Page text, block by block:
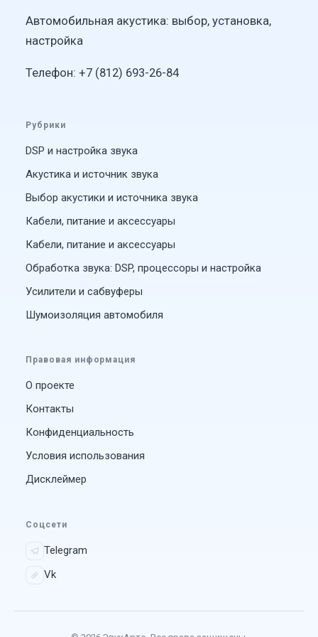
Автомобильная акустика: выбор, установка,
настройка
Телефон: +7 (812) 693-26-84
Рубрики
DSP и настройка звука
Акустика и источник звука
Выбор акустики и источника звука
Кабели, питание и аксессуары
Кабели, питание и аксессуары
Обработка звука: DSP, процессоры и настройка
Усилители и сабвуферы
Шумоизоляция автомобиля
Правовая информация
О проекте
Контакты
Конфиденциальность
Условия использования
Дисклеймер
Соцсети
Telegram
Vk